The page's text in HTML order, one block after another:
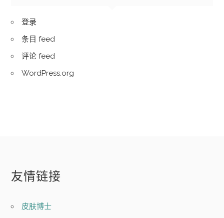
登录
条目 feed
评论 feed
WordPress.org
友情链接
皮肤博士